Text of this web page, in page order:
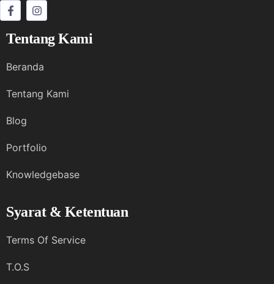
Tentang Kami
Beranda
Tentang Kami
Blog
Portfolio
Knowledgebase
Syarat & Ketentuan
Terms Of Service
T.O.S